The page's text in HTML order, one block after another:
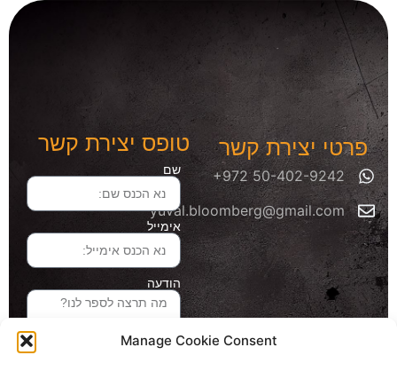
Manage Cookie Consent
פרטי יצירת קשר
yuval.bloomberg@gmail.com
טופס יצירת קשר
שם
אימייל
הודעה